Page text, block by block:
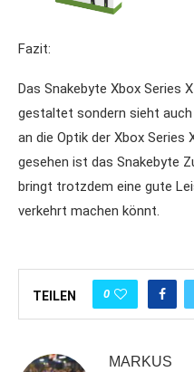
Fazit:
Das Snakebyte Xbox Series
gestaltet sondern sieht
an die Optik der Xbox Series
gesehen ist das Snakebyte
bringt trotzdem eine gute
verkehrt machen könnt.
TEILEN 0
MARKUS